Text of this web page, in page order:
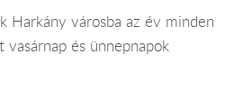
Harkány városba az év minden
vasárnap és ünnepnapok